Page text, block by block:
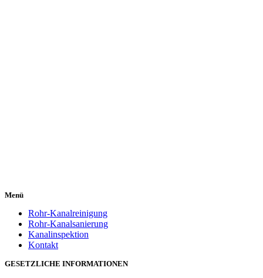
Menü
Rohr-Kanalreinigung
Rohr-Kanalsanierung
Kanalinspektion
Kontakt
GESETZLICHE INFORMATIONEN